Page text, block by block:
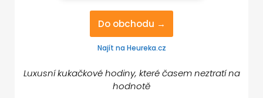
Do obchodu →
Najít na Heureka.cz
Luxusní kukačkové hodiny, které časem neztratí na
hodnotě